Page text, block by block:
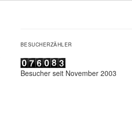
BESUCHERZÄHLER
Besucher seit November 2003